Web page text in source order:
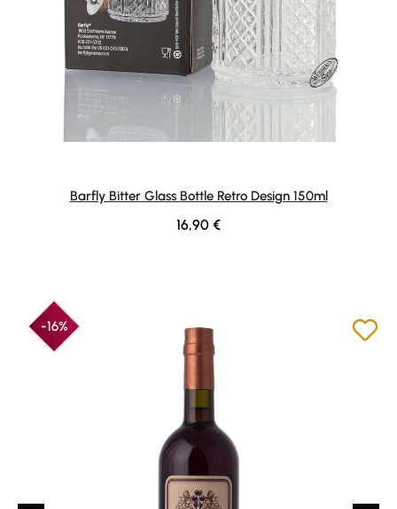
Barfly Bitter Glass Bottle Retro Design 150ml
Regulärer Preis:
16,90 €
-16%